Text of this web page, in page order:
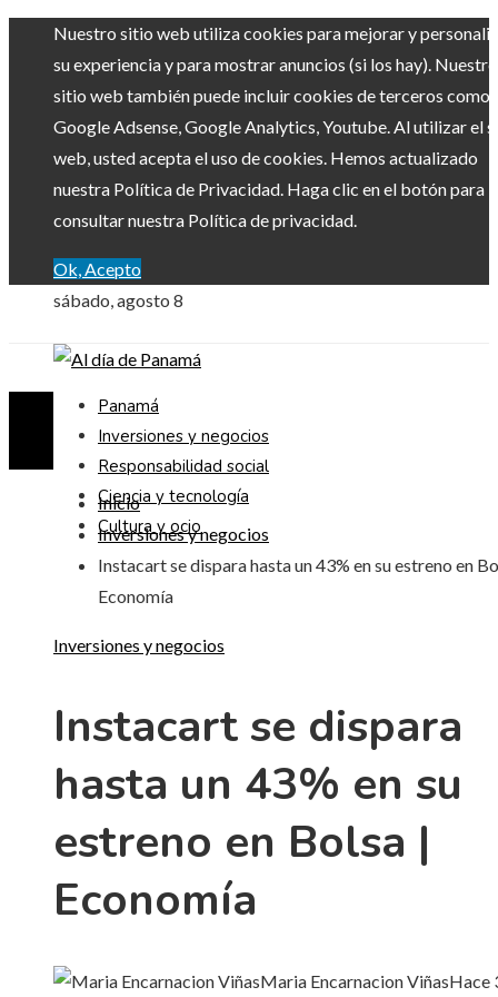
Nuestro sitio web utiliza cookies para mejorar y
su experiencia y para mostrar anuncios (si los hay). Nuestro
sitio web también puede incluir cookies de terceros como
Google Adsense, Google Analytics, Youtube. Al utilizar el
web, usted acepta el uso de cookies. Hemos actualizado
nuestra Política de Privacidad. Haga clic en el botón para
consultar nuestra Política de privacidad.
Ok, Acepto
sábado, agosto 8
Panamá
Inversiones y negocios
Responsabilidad social
Ciencia y tecnología
Cultura y ocio
Inicio
Inversiones y negocios
Instacart se dispara hasta un 43% en su estreno en
Economía
Inversiones y negocios
Instacart se dispara
hasta un 43% en su
estreno en Bolsa |
Economía
Maria Encarnacion ViñasHace